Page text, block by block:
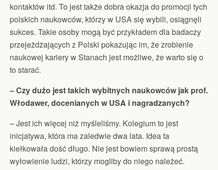
kontaktów itd. To jest także dobra okazja do promocji tych
polskich naukowców, którzy w USA się wybili, osiągnęli
sukces. Takie osoby mogą być przykładem dla badaczy
przejeżdżających z Polski pokazując im, że zrobienie
naukowej kariery w Stanach jest możliwe, że warto się o
to starać.
– Czy dużo jest takich wybitnych naukowców jak prof.
Włodawer, docenianych w USA i nagradzanych?
– Jest ich więcej niż myśleliśmy. Kolegium to jest
inicjatywa, która ma zaledwie dwa lata. Idea ta
kiełkowała dość długo. Nie jest bowiem sprawą prostą
wyłowienie ludzi, którzy mogliby do niego należeć.